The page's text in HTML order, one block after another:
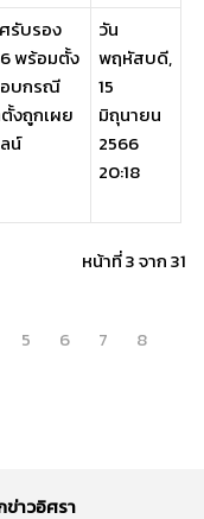
รับรอง
พร้อมตั้ง
บกรณี
งถูกเผย
น์
วัน
พฤหัสบดี,
15
มิถุนายน
2566
20:18
หน้าที่ 3 จาก 31
5 6 7
8
ข่าวอิศรา